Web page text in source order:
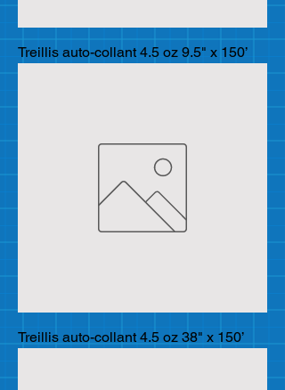
Treillis auto-collant 4.5 oz 9.5" x 150’
Treillis auto-collant 4.5 oz 38" x 150’